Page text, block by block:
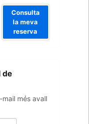
Consulta
la meva
reserva
de
més avall